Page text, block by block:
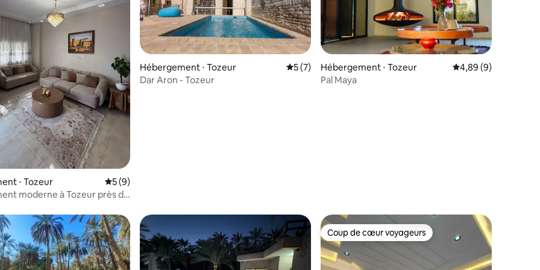
la base de 13 commentaires : 4,77 sur 5
⋅ Tozeur Évaluation moyenne sur la base de 9 commentaires : 5 sur 5
5 (9)
moderne à Tozeur près de
Hébergement ⋅ Tozeur Évaluation moyenne sur la base de 7 commentaires : 5 sur 5
5 (7)
Dar Aron - Tozeur
Hébergement ⋅ Tozeur Évaluation moyenne
4,89 (9)
Pal Maya
Coup de cœur voyageurs
Coup de cœur voyageurs